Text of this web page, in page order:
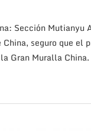
Sección Mutianyu
seguro que el
Gran Muralla China.